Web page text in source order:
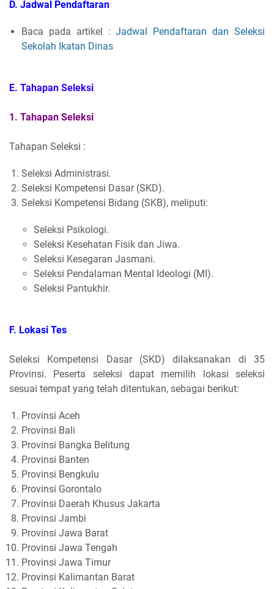
D. Jadwal Pendaftaran
Baca pada artikel :Jadwal Pendaftaran dan Seleksi
Sekolah Ikatan Dinas
E. Tahapan Seleksi
1. Tahapan Seleksi
Tahapan Seleksi :
Seleksi Administrasi.
Seleksi Kompetensi Dasar (SKD).
Seleksi Kompetensi Bidang (SKB), meliputi:
Seleksi Psikologi.
Seleksi Kesehatan Fisik dan Jiwa.
Seleksi Kesegaran Jasmani.
Seleksi Pendalaman Mental Ideologi (MI).
Seleksi Pantukhir.
F. Lokasi Tes
Seleksi Kompetensi Dasar (SKD) dilaksanakan di 35
Provinsi. Peserta seleksi dapat memilih lokasi seleksi
sesuai tempat yang telah ditentukan, sebagai berikut:
Provinsi Aceh
Provinsi Bali
Provinsi Bangka Belitung
Provinsi Banten
Provinsi Bengkulu
Provinsi Gorontalo
Provinsi Daerah Khusus Jakarta
Provinsi Jambi
Provinsi Jawa Barat
Provinsi Jawa Tengah
Provinsi Jawa Timur
Provinsi Kalimantan Barat